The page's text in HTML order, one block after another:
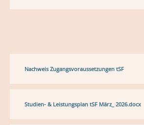
Nachweis Zugangsvoraussetzungen tSF
Studien- & Leistungsplan tSF März_ 2026.docx